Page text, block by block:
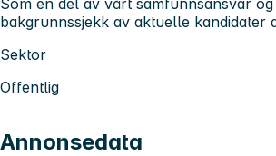
bakgrunnssjekk av aktuelle kandidater
Sektor
Offentlig
Annonsedata